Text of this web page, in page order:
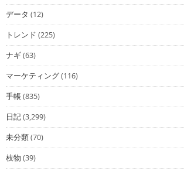
データ (12)
トレンド (225)
ナギ(63)
マーケティング(116)
手帳(835)
日記(3,299)
未分類(70)
枝物 (39)